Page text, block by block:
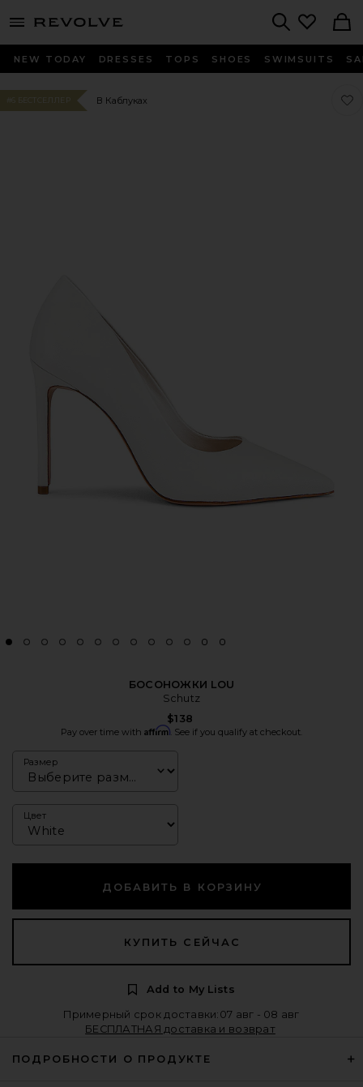
menu - shows more content
NEW TODAY DRESSES TOPS SHOES SWIMSUITS
#6 БЕСТСЕЛЛЕР В Каблуках
БОСОНОЖКИ LOU
Schutz
$138
Pay over time with Affirm . See if you qualify at checkout.
Размер
Цвет
ДОБАВИТЬ В КОРЗИНУ
КУПИТЬ СЕЙЧАС
Add to My Lists
Примерный срок доставки:07 авг - 08 авг
БЕСПЛАТНАЯ доставка и возврат
ПОДРОБНОСТИ О ПРОДУКТЕ